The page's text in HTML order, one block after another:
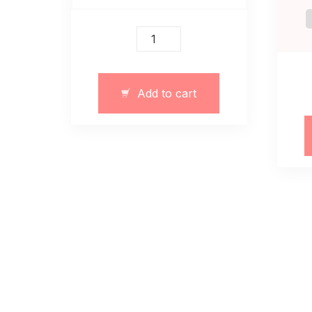
Krótka
tkaniny
kostiumowej
Add to cart